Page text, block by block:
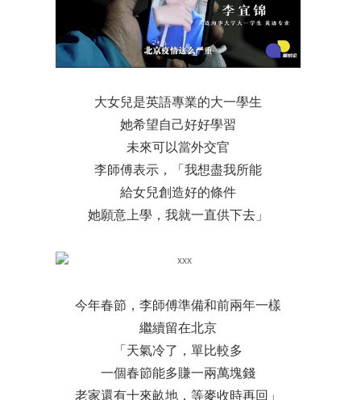
大女兒是英語專業的大一學生
她希望自己好好學習
未來可以當外交官
李師傅表示，「我想盡我所能
給女兒創造好的條件
她願意上學，我就一直供下去」
今年春節，李師傅準備和前兩年一樣
繼續留在北京
「天氣冷了，單比較多
一個春節能多賺一兩萬塊錢
老家還有十來畝地，等麥收時再回」